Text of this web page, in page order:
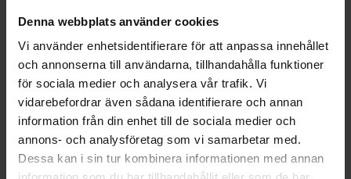
Denna webbplats använder cookies
Vi använder enhetsidentifierare för att anpassa innehållet
och annonserna till användarna, tillhandahålla funktioner
för sociala medier och analysera vår trafik. Vi
vidarebefordrar även sådana identifierare och annan
information från din enhet till de sociala medier och
annons- och analysföretag som vi samarbetar med.
Dessa kan i sin tur kombinera informationen med annan
sömnproblem och hybrida arbetslivet
Välkommen till utgåva 14 av Chef Weekly – en
omvärldsspaning från Chef där chefredaktör Calle Fleur går
igenom veckans hetaste händelser.